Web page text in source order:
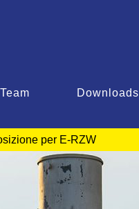
Team Downloads
per E-RZW